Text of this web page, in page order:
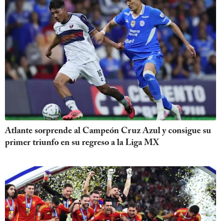
Atlante sorprende al Campeón Cruz Azul y consigue su
primer triunfo en su regreso a la Liga MX